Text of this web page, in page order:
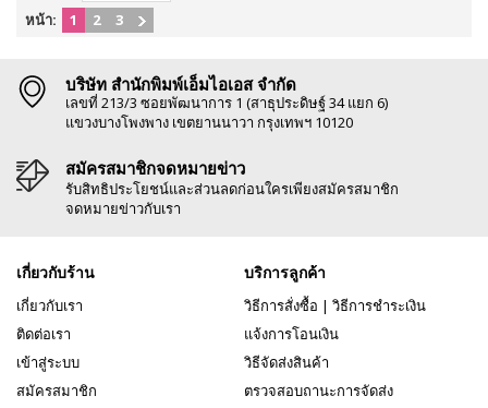
หน้า:
1 2 3
บริษัท สำนักพิมพ์เอ็มไอเอส จำกัด
เลขที่ 213/3 ซอยพัฒนาการ 1 (สาธุประดิษฐ์ 34 แยก 6)
แขวงบางโพงพาง เขตยานนาวา กรุงเทพฯ 10120
สมัครสมาชิกจดหมายข่าว
รับสิทธิประโยชน์และส่วนลดก่อนใครเพียงสมัครสมาชิก
จดหมายข่าวกับเรา
เกี่ยวกับร้าน
เกี่ยวกับเรา
ติดต่อเรา
เข้าสู่ระบบ
สมัครสมาชิก
บริการลูกค้า
วิธีการสั่งซื้อ | วิธีการชำระเงิน
แจ้งการโอนเงิน
วิธีจัดส่งสินค้า
ตรวจสอบถานะการจัดส่ง